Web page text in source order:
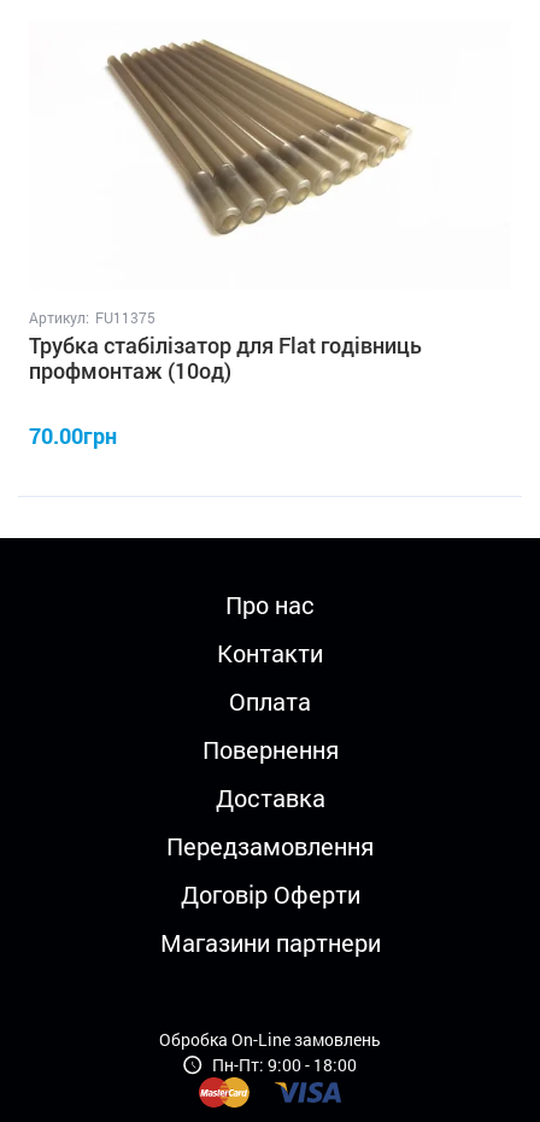
Артикул: FU11375
Трубка стабілізатор для Flat годівниць
профмонтаж (10од)
70.00грн
Про нас
Контакти
Оплата
Повернення
Доставка
Передзамовлення
Договір Оферти
Магазини партнери
Обробка On-Line замовлень
Пн-Пт: 9:00 - 18:00